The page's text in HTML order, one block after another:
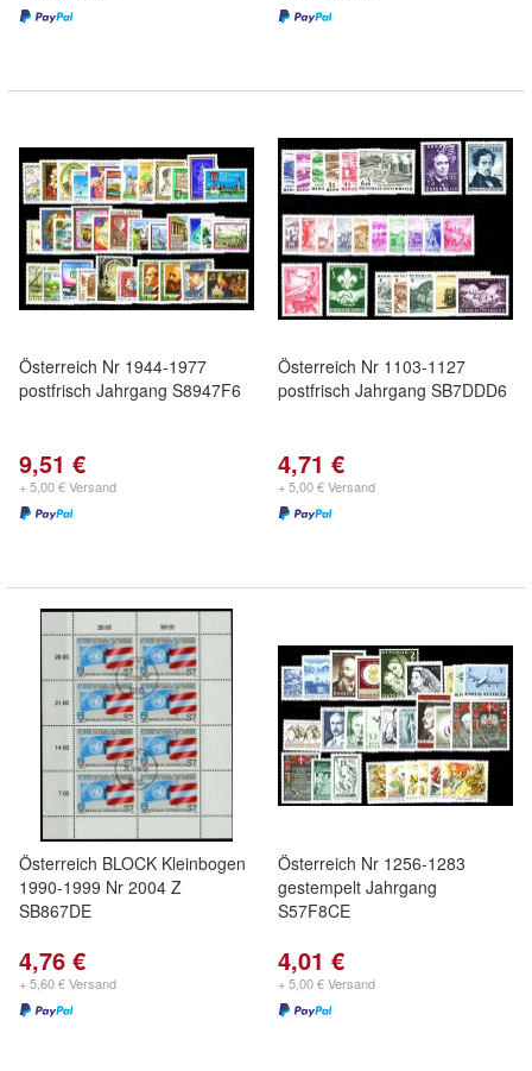
Österreich Nr 1944-1977
postfrisch Jahrgang S8947F6
9,51 €
+ 5,00 € Versand
Österreich Nr 1103-1127
postfrisch Jahrgang SB7DDD6
4,71 €
+ 5,00 € Versand
Österreich BLOCK Kleinbogen
1990-1999 Nr 2004 Z
SB867DE
4,76 €
+ 5,60 € Versand
Österreich Nr 1256-1283
gestempelt Jahrgang
S57F8CE
4,01 €
+ 5,00 € Versand